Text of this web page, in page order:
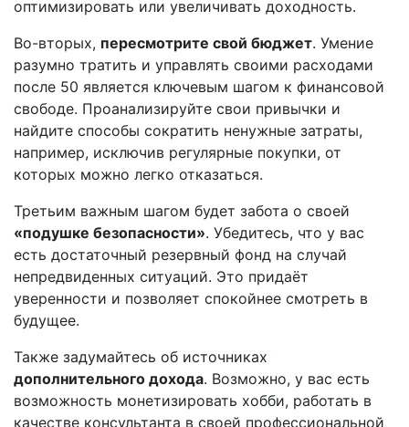
оптимизировать или увеличивать доходность.
Во-вторых, пересмотрите свой бюджет. Умение
разумно тратить и управлять своими расходами
после 50 является ключевым шагом к финансовой
свободе. Проанализируйте свои привычки и
найдите способы сократить ненужные затраты,
например, исключив регулярные покупки, от
которых можно легко отказаться.
Третьим важным шагом будет забота о своей
«подушке безопасности». Убедитесь, что у вас
есть достаточный резервный фонд на случай
непредвиденных ситуаций. Это придаёт
уверенности и позволяет спокойнее смотреть в
будущее.
Также задумайтесь об источниках
дополнительного дохода. Возможно, у вас есть
возможность монетизировать хобби, работать в
качестве консультанта в своей профессиональной